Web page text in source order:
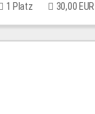
1 Platz 30,00 EUR